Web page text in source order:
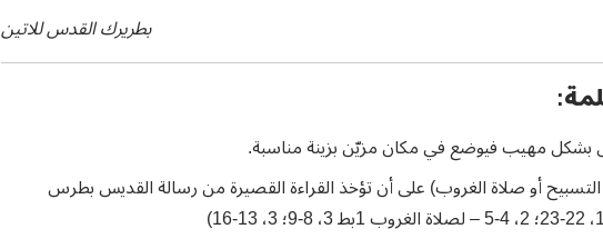
بطريرك القدس للاتين
بشكل مهيب فيوضع في مكان مزيّن بزينة مناسبة.
التسبيح أو صلاة الغروب) على أن تؤخذ القراءة القصيرة من رسالة القديس بطرس